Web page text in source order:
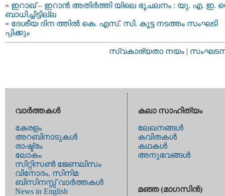
« ഇറാഖ് – ഇറാൻ അതിർത്തി യിലെ ഭൂചലനം : യു. എ. ഇ.
ബാധിച്ചിട്ടില്ല
« ദേശീയ ദിന ത്തിൽ കെ. എസ്‌. സി. കൂട്ട നടത്തം സംഘടി
പ്പിക്കും
സ്വകാര്യതാ നയം |
വാര്‍ത്തകള്‍
കേരളം
അറബിനാടുകള്‍
രാഷ്ട്രം
ലോകം
സിറ്റിസണ്‍ ജേണലിസം
വിനോദം, സിനിമ
ബിസിനസ്സ് വാര്‍ത്തകള്‍
News in English
കലാ സാഹിത്യം
ലേഖനങ്ങള്‍
കവിതകള്‍
കഥകള്‍
അനുഭവങ്ങള്‍
മഞ്ഞ (മാഗസിന്‍)